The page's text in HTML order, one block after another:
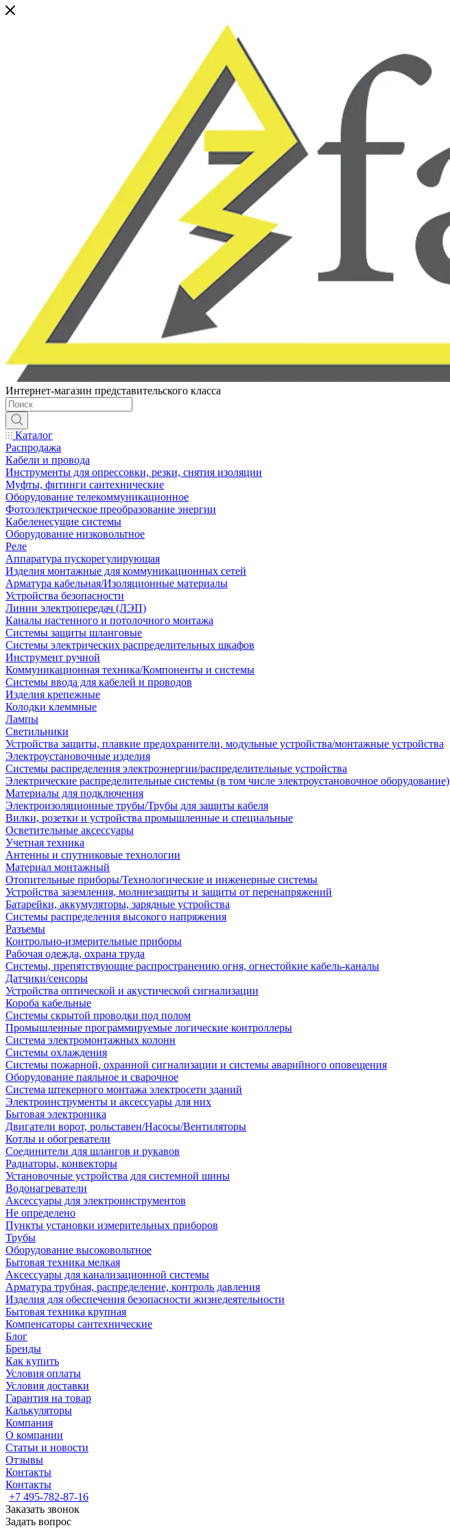
Интернет-магазин представительского класса
Каталог
Распродажа
Кабели и провода
Инструменты для опрессовки, резки, снятия изоляции
Муфты, фитинги сантехнические
Оборудование телекоммуникационное
Фотоэлектрическое преобразование энергии
Кабеленесущие системы
Оборудование низковольтное
Реле
Аппаратура пускорегулирующая
Изделия монтажные для коммуникационных сетей
Арматура кабельная/Изоляционные материалы
Устройства безопасности
Линии электропередач (ЛЭП)
Каналы настенного и потолочного монтажа
Системы защиты шланговые
Системы электрических распределительных шкафов
Инструмент ручной
Коммуникационная техника/Компоненты и системы
Системы ввода для кабелей и проводов
Изделия крепежные
Колодки клеммные
Лампы
Светильники
Устройства защиты, плавкие предохранители, модульные устройства/монтажные устройства
Электроустановочные изделия
Системы распределения электроэнергии/распределительные устройства
Электрические распределительные системы (в том числе электроустановочное оборудование)
Материалы для подключения
Электроизоляционные трубы/Трубы для защиты кабеля
Вилки, розетки и устройства промышленные и специальные
Осветительные аксессуары
Учетная техника
Антенны и спутниковые технологии
Материал монтажный
Отопительные приборы/Технологические и инженерные системы
Устройства заземления, молниезащиты и защиты от перенапряжений
Батарейки, аккумуляторы, зарядные устройства
Системы распределения высокого напряжения
Разъемы
Контрольно-измерительные приборы
Рабочая одежда, охрана труда
Системы, препятствующие распространению огня, огнестойкие кабель-каналы
Датчики/сенсоры
Устройства оптической и акустической сигнализации
Короба кабельные
Системы скрытой проводки под полом
Промышленные программируемые логические контроллеры
Система электромонтажных колонн
Системы охлаждения
Системы пожарной, охранной сигнализации и системы аварийного оповещения
Оборудование паяльное и сварочное
Система штекерного монтажа электросети зданий
Электроинструменты и аксессуары для них
Бытовая электроника
Двигатели ворот, рольставен/Насосы/Вентиляторы
Котлы и обогреватели
Соединители для шлангов и рукавов
Радиаторы, конвекторы
Установочные устройства для системной шины
Водонагреватели
Аксессуары для электроинструментов
Не определено
Пункты установки измерительных приборов
Трубы
Оборудование высоковольтное
Бытовая техника мелкая
Аксессуары для канализационной системы
Арматура трубная, распределение, контроль давления
Изделия для обеспечения безопасности жизнедеятельности
Бытовая техника крупная
Компенсаторы сантехнические
Блог
Бренды
Как купить
Условия оплаты
Условия доставки
Гарантия на товар
Калькуляторы
Компания
О компании
Статьи и новости
Отзывы
Контакты
Контакты
+7 495-782-87-16
Заказать звонок
Задать вопрос